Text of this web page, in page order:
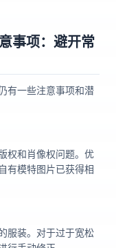
事项：避开常
有一些注意事项和潜
权和肖像权问题。优
有模特图片已获得相
服装。对于过于宽松